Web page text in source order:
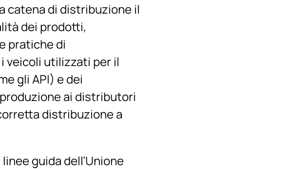
catena di distribuzione il
dei prodotti,
pratiche di
veicoli utilizzati per il
gli API) e dei
ai distributori
distribuzione a
guida dell’Unione